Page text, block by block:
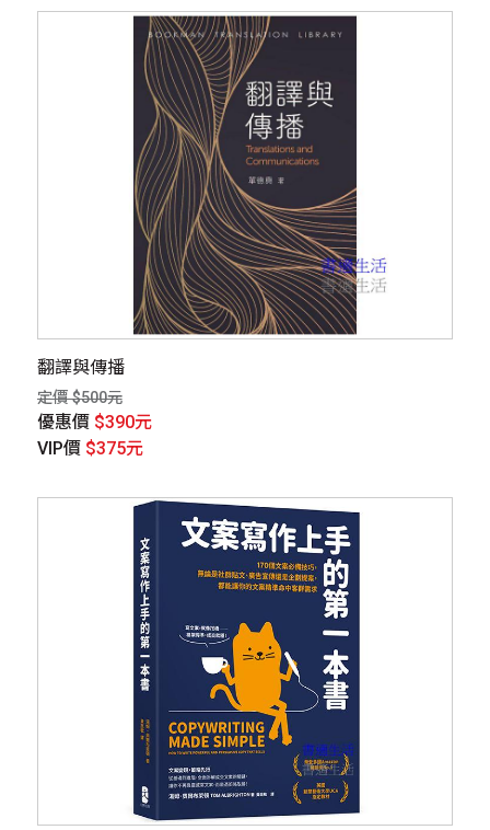
翻譯與傳播
定價 $500元
優惠價 $390元
VIP價 $375元